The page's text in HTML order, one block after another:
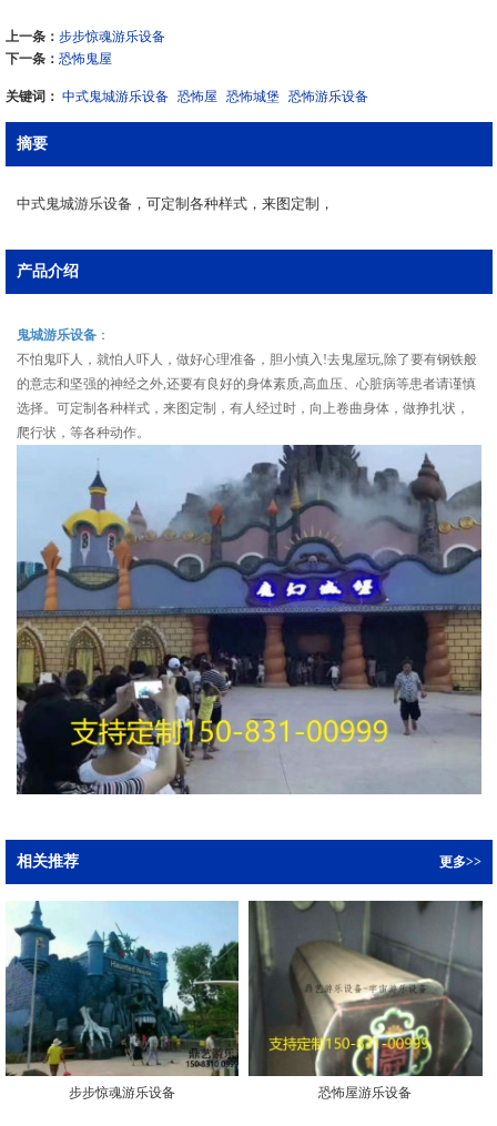
上一条： 步步惊魂游乐设备
下一条： 恐怖鬼屋
关键词： 中式鬼城游乐设备 恐怖屋 恐怖城堡 恐怖游乐设备
摘要
中式鬼城游乐设备，可定制各种样式，来图定制，
产品介绍
鬼城游乐设备：
不怕鬼吓人，就怕人吓人，做好心理准备，胆小慎入!去鬼屋玩,除了要有钢铁般
的意志和坚强的神经之外,还要有良好的身体素质,高血压、心脏病等患者请谨慎
选择。可定制各种样式，来图定制，有人经过时，向上卷曲身体，做挣扎状，
爬行状，等各种动作。
相关推荐 更多>>
步步惊魂游乐设备 恐怖屋游乐设备